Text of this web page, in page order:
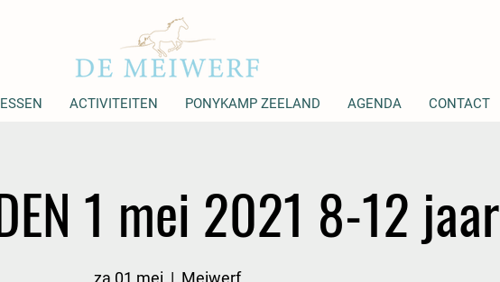
ACTIVITEITEN PONYKAMP ZEELAND AGENDA CONTACT
1 mei 2021 8-12 jaar
za 01 mei
  |
Meiwerf